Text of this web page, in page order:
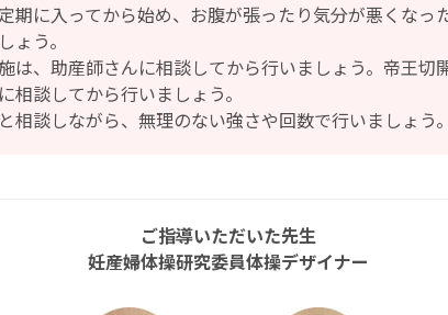
期に入ってから始め、お腹が張ったり気分が悪くなっ
ょう。
は、助産師さんに相談してから行いましょう。帝王切
相談してから行いましょう。
相談しながら、無理のない強さや回数で行いましょう。
ご指導いただいた先生
妊産婦体操研究委員体操デザイナー